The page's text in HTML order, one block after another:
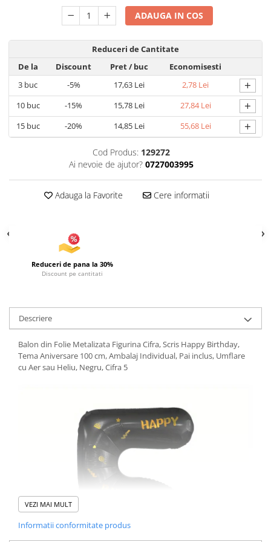
Articole pentru Iluminat
Articole si, Echipamente pentru
Transport şi Ridicat
Pelerine, Umbrele si Accesorii
Videoproiectoare
ADAUGA IN COS
Reduceri de Cantitate
De la
Discount Pret/ buc
Economisesti
3 buc -5% 17,63 Lei 2,78 Lei +
10buc -15% 15,78 Lei 27,84 Lei +
15buc -20% 14,85 Lei 55,68 Lei +
Cod Produs: 129272
Ai nevoie de ajutor? 0727003995
Adauga la Favorite Cere informatii
Reduceri de pana la 30%
Discount pe cantitati
Descriere
Balon din Folie Metalizata Figurina Cifra, Scris Happy Birthday,
Tema Aniversare 100 cm, Ambalaj Individual, Pai inclus, Umflare
cu Aer sau Heliu, Negru, Cifra 5
VEZI MAI MULT
Informatii conformitate produs